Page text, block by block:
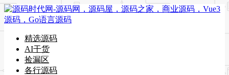
精选源码
AI干货
捡漏区
各行源码